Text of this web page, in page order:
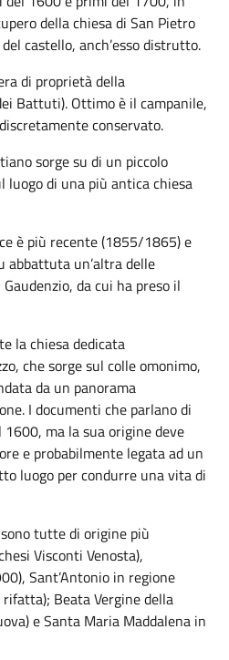
della chiesa di San Pietro
castello, anch’esso distrutto.
di proprietà della
Battuti). Ottimo è il campanile,
conservato.
sorge su di un piccolo
luogo di una più antica chiesa
è più recente (1855/1865) e
abbattuta un’altra delle
da cui ha preso il
la chiesa dedicata
che sorge sul colle omonimo,
da un panorama
I documenti che parlano di
ma la sua origine deve
e probabilmente legata ad un
luogo per condurre una vita di
tutte di origine più
Visconti Venosta),
Sant’Antonio in regione
Beata Vergine della
e Santa Maria Maddalena in